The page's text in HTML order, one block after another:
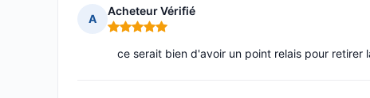
A
Acheteur Vérifié
Note : 5 sur 5
ce serait bien d'avoir un point relais pour retirer